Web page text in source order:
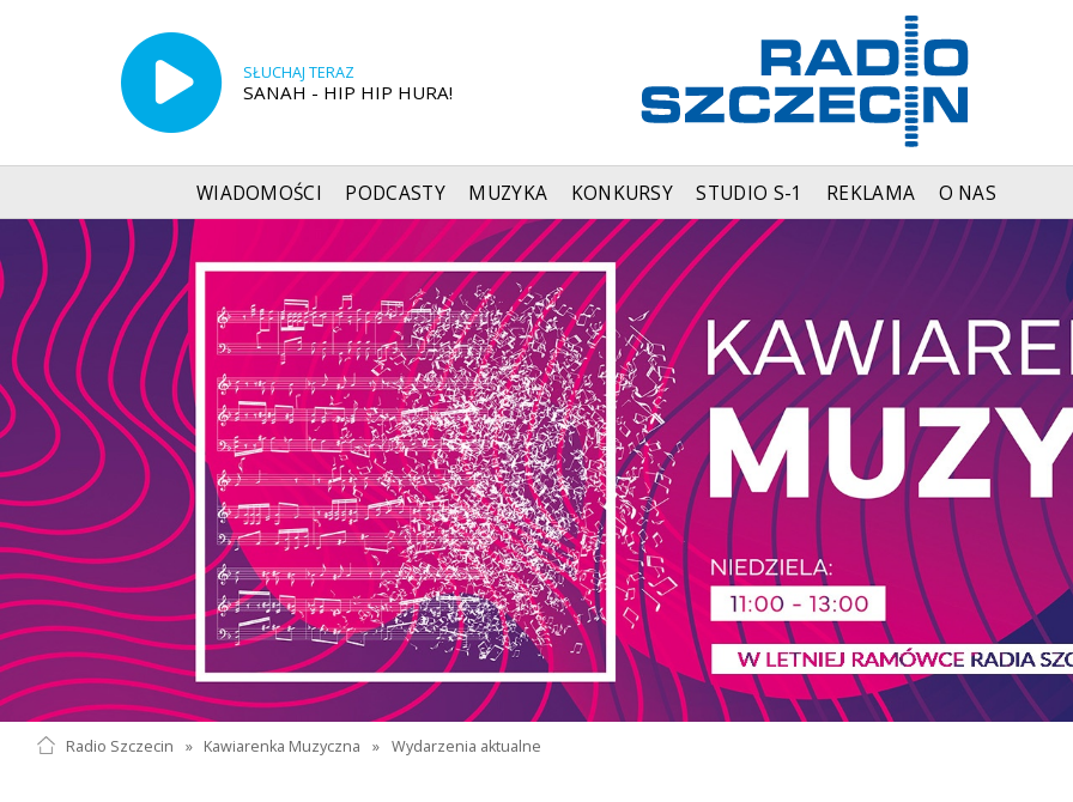
SŁUCHAJ TERAZ
SANAH - HIP HIP HURA!
WIADOMOŚCI PODCASTY MUZYKA KONKURSY STUDIO S-1 REKLAMA O NAS
Radio Szczecin » Kawiarenka Muzyczna » Wydarzenia aktualne